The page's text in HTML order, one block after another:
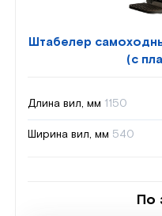
Штабелер
(с
Длина вил, мм 1150
Ширина вил, мм 540
По